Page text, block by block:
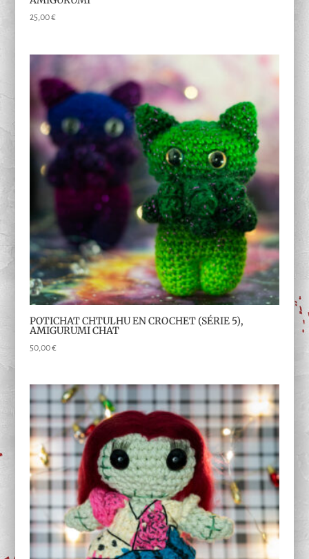
25,00€
POTICHAT CHTULHU EN CROCHET (SÉRIE 5),
AMIGURUMI CHAT
50,00€